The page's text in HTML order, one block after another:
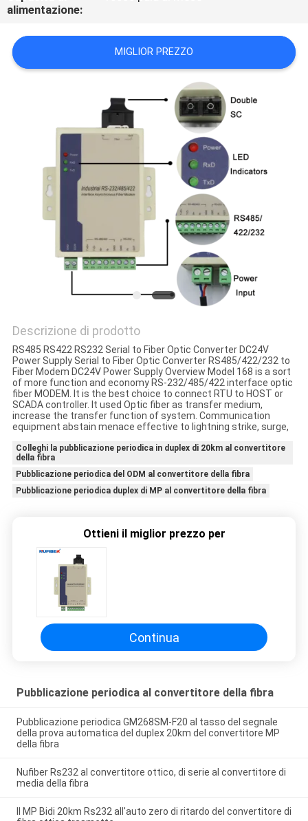
NOTIZIE
CITAZIONE
MAPPA
SITO
POLITICA
alimentazione:
MIGLIOR PREZZO
Descrizione di prodotto
RS485 RS422 RS232 Serial to Fiber Optic Converter DC24V
Power Supply Serial to Fiber Optic Converter RS485/422/232 to
Fiber Modem DC24V Power Supply Overview Model 168 is a sort
of more function and economy RS-232/485/422 interface optic
fiber MODEM. It is the best choice to connect RTU to HOST or
SCADA controller. It used Optic fiber as transfer medium,
increase the transfer function of system. Communication
equipment abstain menace effective to lightning strike, surge,
Colleghi la pubblicazione periodica in duplex di 20km al convertitore
della fibra
Pubblicazione periodica del ODM al convertitore della fibra
Pubblicazione periodica duplex di MP al convertitore della fibra
Ottieni il miglior prezzo per
Continua
Pubblicazione periodica al convertitore della fibra
Pubblicazione periodica GM268SM-F20 al tasso del segnale
della prova automatica del duplex 20km del convertitore MP
della fibra
Nufiber Rs232 al convertitore ottico, di serie al convertitore di
media della fibra
Il MP Bidi 20km Rs232 all'auto zero di ritardo del convertitore di